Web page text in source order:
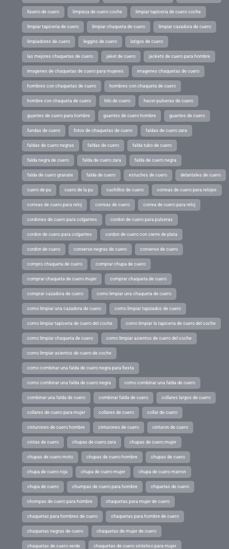
llavero de cuero limpieza de cuero coche limpiar tapiceria de cuero coche
limpiar tapiceria de cuero limpiar chaqueta de cuero limpiar cazadora de cuero
limpiadores de cuero leggins de cuero latigos de cuero
las mejores chaquetas de cuero jaket de cuero jackets de cuero para hombre
imagenes de chaquetas de cuero para mujeres imagenes chaquetas de cuero
hombres con chaquetas de cuero hombres con chaqueta de cuero
hombre con chaqueta de cuero hilo de cuero hacer pulseras de cuero
guantes de cuero para hombre guantes de cuero hombre guantes de cuero
fundas de cuero fotos de chaquetas de cuero faldas de cuero zara
faldas de cuero negras faldas de cuero falda tubo de cuero
falda negra de cuero falda de cuero zara falda de cuero negra
falda de cuero granate falda de cuero estuches de cuero delantales de cuero
cuero de pu cuero de la pu cuchillos de cuero correas de cuero para relojes
correas de cuero para reloj correas de cuero correa de cuero para reloj
cordones de cuero para colgantes cordon de cuero para pulseras
cordon de cuero para colgantes cordon de cuero con cierre de plata
cordon de cuero converse negras de cuero converse de cuero
compro chaqueta de cuero comprar chupa de cuero
comprar chaqueta de cuero mujer comprar chaqueta de cuero
comprar cazadora de cuero como limpiar una chaqueta de cuero
como limpiar una cazadora de cuero como limpiar tapizados de cuero
como limpiar tapiceria de cuero del coche como limpiar la tapiceria de cuero del coche
como limpiar chaqueta de cuero como limpiar asientos de cuero del coche
como limpiar asientos de cuero de coche
como combinar una falda de cuero negra para fiesta
como combinar una falda de cuero negra como combinar una falda de cuero
combinar una falda de cuero combinar falda de cuero collares largos de cuero
collares de cuero para mujer collares de cuero collar de cuero
cinturones de cuero hombre cinturones de cuero cinturon de cuero
cintas de cuero chupas de cuero zara chupas de cuero mujer
chupas de cuero moto chupas de cuero hombre chupas de cuero
chupa de cuero roja chupa de cuero mujer chupa de cuero marron
chupa de cuero chumpas de cuero para hombre chquetas de cuero
chompas de cuero para hombre chaquetas para mujer de cuero
chaquetas para hombres de cuero chaquetas para hombre de cuero
chaquetas negras de cuero chaquetas de mujer de cuero
chaquetas de cuero verde chaquetas de cuero sintetico para mujer